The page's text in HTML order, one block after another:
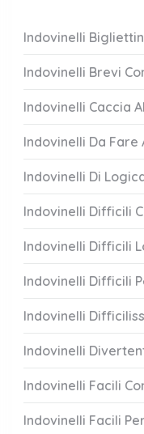
Indovinelli
Indovinelli Brevi
Indovinelli Caccia
Indovinelli Da Fare
Indovinelli Di
Indovinelli Difficili
Indovinelli Difficili
Indovinelli Difficili
Indovinelli
Indovinelli
Indovinelli Facili
Indovinelli Facili